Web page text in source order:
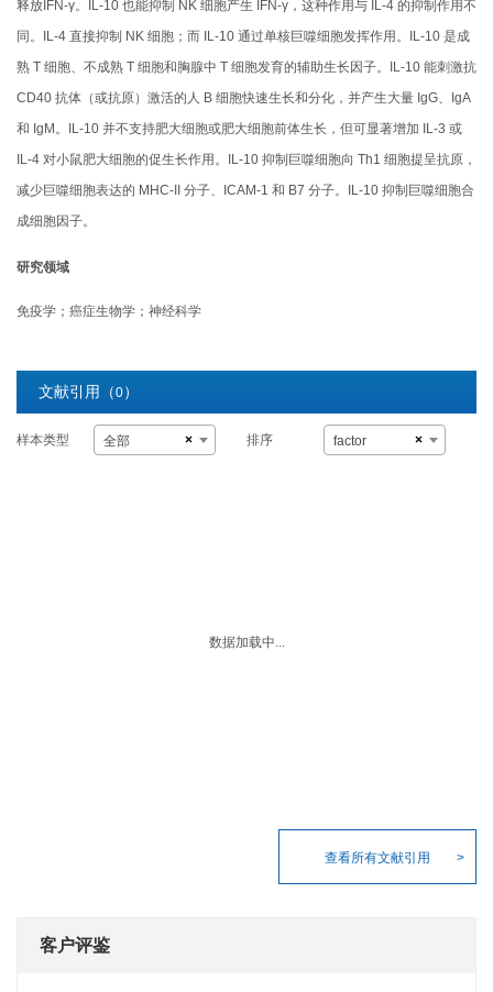
释放IFN-γ。IL-10 也能抑制 NK 细胞产生 IFN-γ，这种作用与 IL-4 的抑制作用不
同。IL-4 直接抑制 NK 细胞；而 IL-10 通过单核巨噬细胞发挥作用。IL-10 是成
熟 T 细胞、不成熟 T 细胞和胸腺中 T 细胞发育的辅助生长因子。IL-10 能刺激抗
CD40 抗体（或抗原）激活的人 B 细胞快速生长和分化，并产生大量 IgG、IgA
和 IgM。IL-10 并不支持肥大细胞或肥大细胞前体生长，但可显著增加 IL-3 或
IL-4 对小鼠肥大细胞的促生长作用。IL-10 抑制巨噬细胞向 Th1 细胞提呈抗原，
减少巨噬细胞表达的 MHC-II 分子、ICAM-1 和 B7 分子。IL-10 抑制巨噬细胞合
成细胞因子。
研究领域
免疫学；癌症生物学；神经科学
文献引用（0）
样本类型 ×
全部 排序 ×
factor
数据加载中...
查看所有文献引用
客户评鉴